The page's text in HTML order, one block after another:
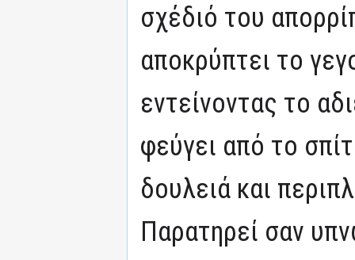
σχέδιό του
αποκρύπτει το
εντείνοντας το
φεύγει από το
δουλειά και
Παρατηρεί σαν